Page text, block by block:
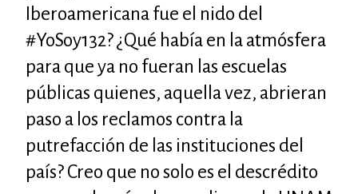
Iberoamericana fue el nido del
#YoSoy132? ¿Qué había en la atmósfera
para que ya no fueran las escuelas
públicas quienes, aquella vez, abrieran
paso a los reclamos contra la
putrefacción de las instituciones del
país? Creo que no solo es el descrédito